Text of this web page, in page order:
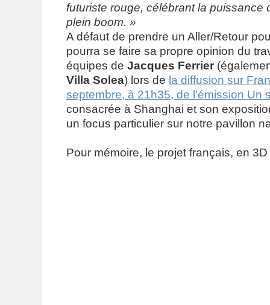
futuriste rouge, célébrant la puissance
plein boom. »
A défaut de prendre un Aller/Retour
pourra se faire sa propre opinion du
équipes de Jacques Ferrier
Villa Solea) lors de la diffusion sur
septembre, à 21h35, de l’émission
consacrée à Shanghai et son
un focus particulier sur notre pavillon
Pour mémoire, le projet français, en 3D